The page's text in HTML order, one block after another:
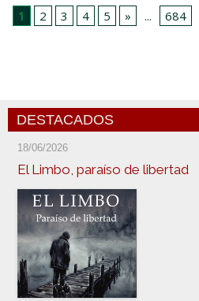
1
2 3 4 5 » ... 684
DESTACADOS
18/06/2026
El Limbo, paraíso de libertad